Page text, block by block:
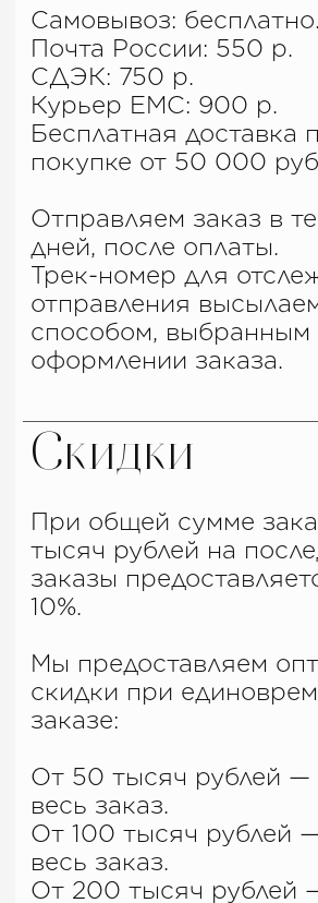
Возврат
Скидки
способом, выбранным при
оформлении заказа.
При общей сумме заказов от 100
тысяч рублей на последующие
10%.
Мы предоставляем оптовые
скидки при единовременном
заказе:
От 50 тысяч рублей — 5% на
весь заказ.
От 100 тысяч рублей — 10% на
весь заказ.
От 300 тысяч рублей — 20% на
весь заказ.
весь заказ.
Оптовая скидка применяется
автоматически, в зависимости
от суммы заказа.
постоянной основе
рассматриваем индивидуально.
Для обсуждения условий
заполните форму
Возврат ткани возможен только
при обнаружении брака или